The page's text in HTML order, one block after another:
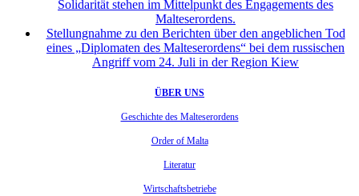
Solidarität stehen im Mittelpunkt des Engagements des
Malteserordens.
Stellungnahme zu den Berichten über den angeblichen Tod
eines „Diplomaten des Malteserordens“ bei dem russischen
Angriff vom 24. Juli in der Region Kiew
ÜBER UNS
Geschichte des Malteserordens
Order of Malta
Literatur
Wirtschaftsbetriebe